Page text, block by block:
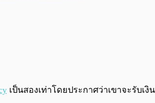
เป็นสองเท่าโดยประกาศว่าเขาจะรับเงิ